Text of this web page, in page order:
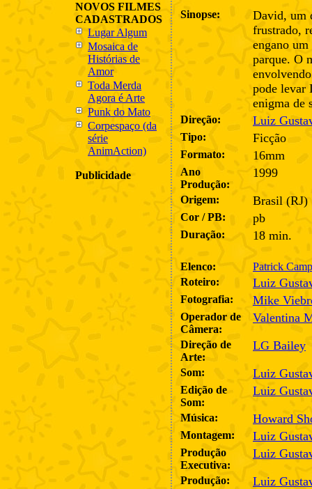
NOVOS FILMES
CADASTRADOS
Lugar Algum
Mosaica de
Histórias de
Amor
Toda Merda
Agora é Arte
Punk do Mato
Corpespaço (da
série
AnimAction)
Publicidade
Sinopse:
David, um
frustrado,
engano
parque. O
pode levar
enigma de
Direção: Luiz
Tipo: Ficção
Formato: 16mm
Ano
Produção:
1999
Origem: Brasil (RJ)
Cor / PB: pb
Duração: 18 min.
Elenco:
Patrick
Roteiro:
Luiz
Fotografia: Mike
Operador de
Câmera:
Valentina
Direção de
Arte:
LG Bailey
Som: Luiz
Edição de
Som:
Luiz
Música: Howard
Montagem: Luiz
Produção
Executiva:
Luiz
Produção: Luiz